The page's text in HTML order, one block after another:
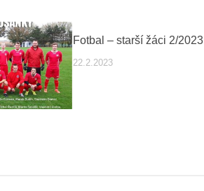
Fotbal – starší žáci 2/2023
22.2.2023